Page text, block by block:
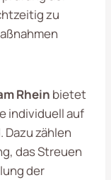
zu
Rhein bietet
individuell auf
zählen
das Streuen
der